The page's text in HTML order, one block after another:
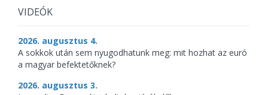
VIDEÓK
2026. augusztus 4.
A sokkok után sem nyugodhatunk meg: mit hozhat az euró
a magyar befektetőknek?
2026. augusztus 3.